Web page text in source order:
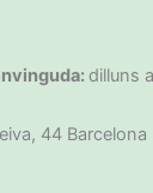
dilluns
44 Barcelona